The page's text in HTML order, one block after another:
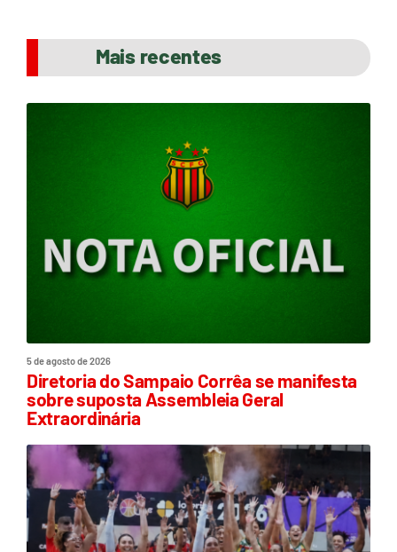
Mais recentes
5 de agosto de 2026
Diretoria do Sampaio Corrêa se manifesta
sobre suposta Assembleia Geral
Extraordinária